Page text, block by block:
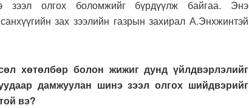
зээл олгох боломжийг бүрдүүлж байгаа. Энэ
зах зээлийн газрын захирал А.Энхжинтэй
хөтөлбөр болон жижиг дунд үйлдвэрлэлийг
дамжуулан шинэ зээл олгох шийдвэрийг
вэ?